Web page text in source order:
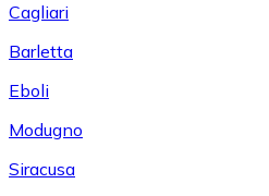
Cagliari
Barletta
Eboli
Modugno
Siracusa